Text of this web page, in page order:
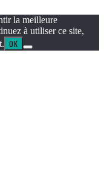
la meilleure
à utiliser ce site,
OK